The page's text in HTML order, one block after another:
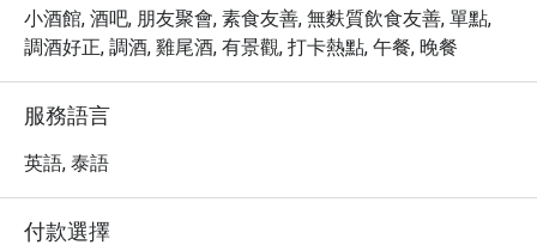
位，確保您能在此度過愉快的時光。
・ 透過 Eatigo 預訂 Krok-A-Cafe Espresso Bar @
體驗泰國的都會夜生活。
小酒館, 酒吧, 朋友聚會, 素食友善, 無麩質飲食友善, 單點,
調酒好正, 調酒, 雞尾酒, 有景觀, 打卡熱點, 午餐, 晚餐
服務語言
英語, 泰語
付款選擇